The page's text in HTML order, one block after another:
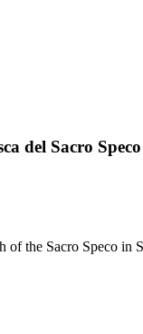
del Sacro
of the Sacro Speco in